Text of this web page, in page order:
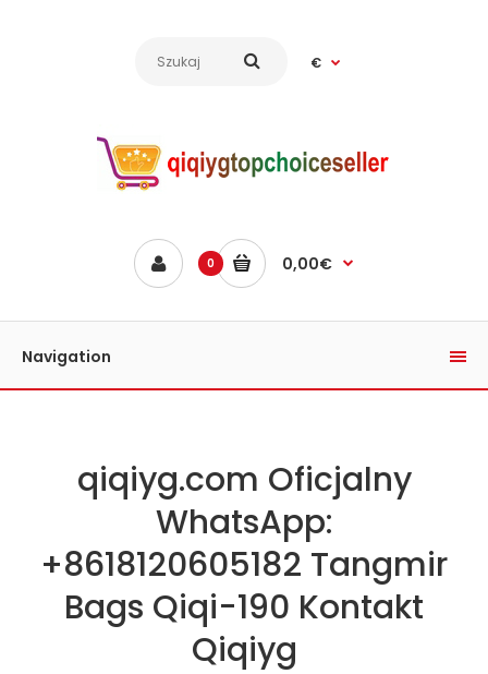
€
0 0,00€
Navigation
qiqiyg.com Oficjalny
WhatsApp:
+8618120605182 Tangmir
Bags Qiqi-190 Kontakt
Qiqiyg